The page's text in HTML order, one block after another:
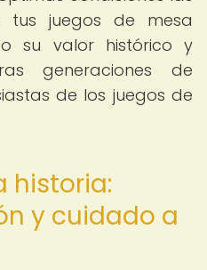
tus juegos de mesa
su valor histórico y
generaciones de
de los juegos de
historia:
y cuidado a